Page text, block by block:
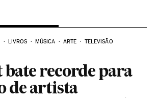
LIVROS MÚSICA ARTE TELEVISÃO
bate recorde para
de artista